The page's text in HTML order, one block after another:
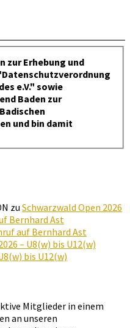
zur Erhebung und
e.V." sowie
Baden zur
und bin damit
zu Schwarzwald Open 2026
Bernhard Ast
auf Bernhard Ast
– U8(w) bis U12(w)
bis U12(w)
Mitglieder in einem
an unseren